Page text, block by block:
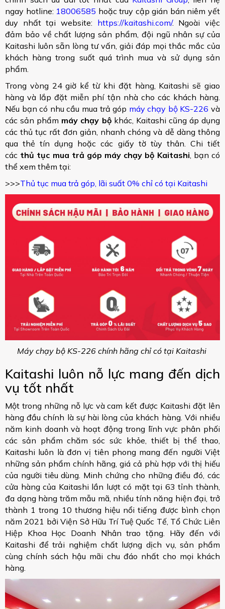
ngay hotline: 18006585 hoặc truy cập gián bán niêm yết
duy nhất tại website: https://kaitashi.com/. Ngoài việc
đảm bảo về chất lượng sản phẩm, đội ngũ nhân sự của
Kaitashi luôn sẵn lòng tư vấn, giải đáp mọi thắc mắc của
khách hàng trong suốt quá trình mua và sử dụng sản
phẩm.
Trong vòng 24 giờ kể từ khi đặt hàng, Kaitashi sẽ giao
hàng và lắp đặt miễn phí tận nhà cho các khách hàng.
Nếu bạn có nhu cầu mua trả góp máy chạy bộ KS-226và
các sản phẩm máy chạy bộkhác, Kaitashi cũng áp dụng
các thủ tục rất đơn giản, nhanh chóng và dễ dàng thông
qua thẻ tín dụng hoặc các giấy tờ tùy thân. Chi tiết
các thủ tục mua trả góp máy chạy bộ Kaitashi, bạn có
thể xem thêm tại:
>>>Thủ tục mua trả góp, lãi suất 0% chỉ có tại Kaitashi
Máy chạy bộ KS-226 chính hãng chỉ có tại Kaitashi
Kaitashi luôn nỗ lực mang đến dịch
vụ tốt nhất
Một trong những nỗ lực và cam kết được Kaitashi đặt lên
hàng đầu chính là sự hài lòng của khách hàng. Với nhiều
năm kinh doanh và hoạt động trong lĩnh vực phân phối
các sản phẩm chăm sóc sức khỏe, thiết bị thể thao,
Kaitashi luôn là đơn vị tiên phong mang đến người Việt
những sản phẩm chính hãng, giá cả phù hợp với thị hiếu
của người tiêu dùng. Minh chứng cho những điều đó, các
cửa hàng của Kaitashi lần lượt có mặt tại 63 tỉnh thành,
đa dạng hàng trăm mẫu mã, nhiều tính năng hiện đại, trở
thành 1 trong 10 thương hiệu nổi tiếng được bình chọn
năm 2021 bởi Viện Sở Hữu Trí Tuệ Quốc Tế, Tổ Chức Liên
Hiệp Khoa Học Doanh Nhân trao tặng. Hãy đến với
Kaitashi để trải nghiệm chất lượng dịch vụ, sản phẩm
cùng chính sách hậu mãi chu đáo nhất cho mọi khách
hàng.